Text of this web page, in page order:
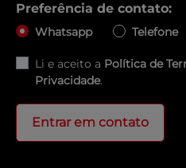
Preferência de contato:
Whatsapp Telefone
Li e aceito a Política de
Privacidade.
Entrar em contato